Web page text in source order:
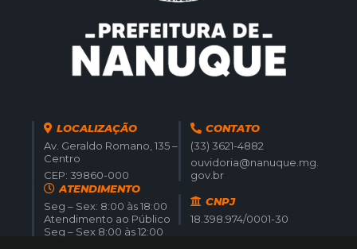
LOCALIZAÇÃO
Av. Geraldo Romano, 135 –
Centro
CEP: 39860-000
CONTATO
(33) 3621-4882
ouvidoria@nanuque.mg.
gov.br
ATENDIMENTO
Seg – Sex: 8:00 às 18:00
Atendimento ao Público
Seg – Sex 8:00 às 12:00
CNPJ
18.398.974/0001-30